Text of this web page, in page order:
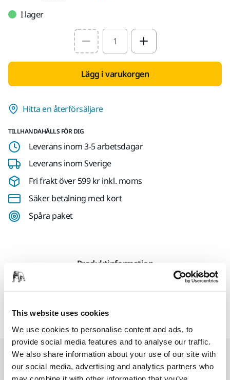
This website uses cookies
We use cookies to personalise content and ads, to
provide social media features and to analyse our traffic.
We also share information about your use of our site with
our social media, advertising and analytics partners who
may combine it with other information that you’ve
I lager
Select quantity value
Lägg i varukorgen
Hitta en återförsäljare
TILLHANDAHÅLLS FÖR DIG
Leverans inom 3-5 arbetsdagar
Leverans inom Sverige
Fri frakt över 599 kr inkl. moms
Säker betalning med kort
Spåra paket
Produktinformation
1230/1242-serien. 5 st/frp.
Relaterade produkter